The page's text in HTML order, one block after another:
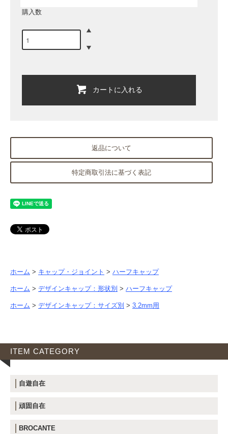
購入数
カートに入れる
返品について
特定商取引法に基づく表記
ホーム > キャップ・ジョイント > ハーフキャップ
ホーム > デザインキャップ：形状別 > ハーフキャップ
ホーム > デザインキャップ：サイズ別 > 3.2mm用
ITEM CATEGORY
自遊自在
頑固自在
BROCANTE